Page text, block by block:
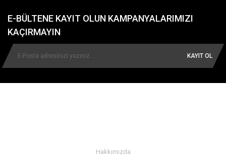
E-BÜLTENE KAYIT OLUN KAMPANYALARIMIZI
KAÇIRMAYIN
KAYIT OL
Hakkımızda